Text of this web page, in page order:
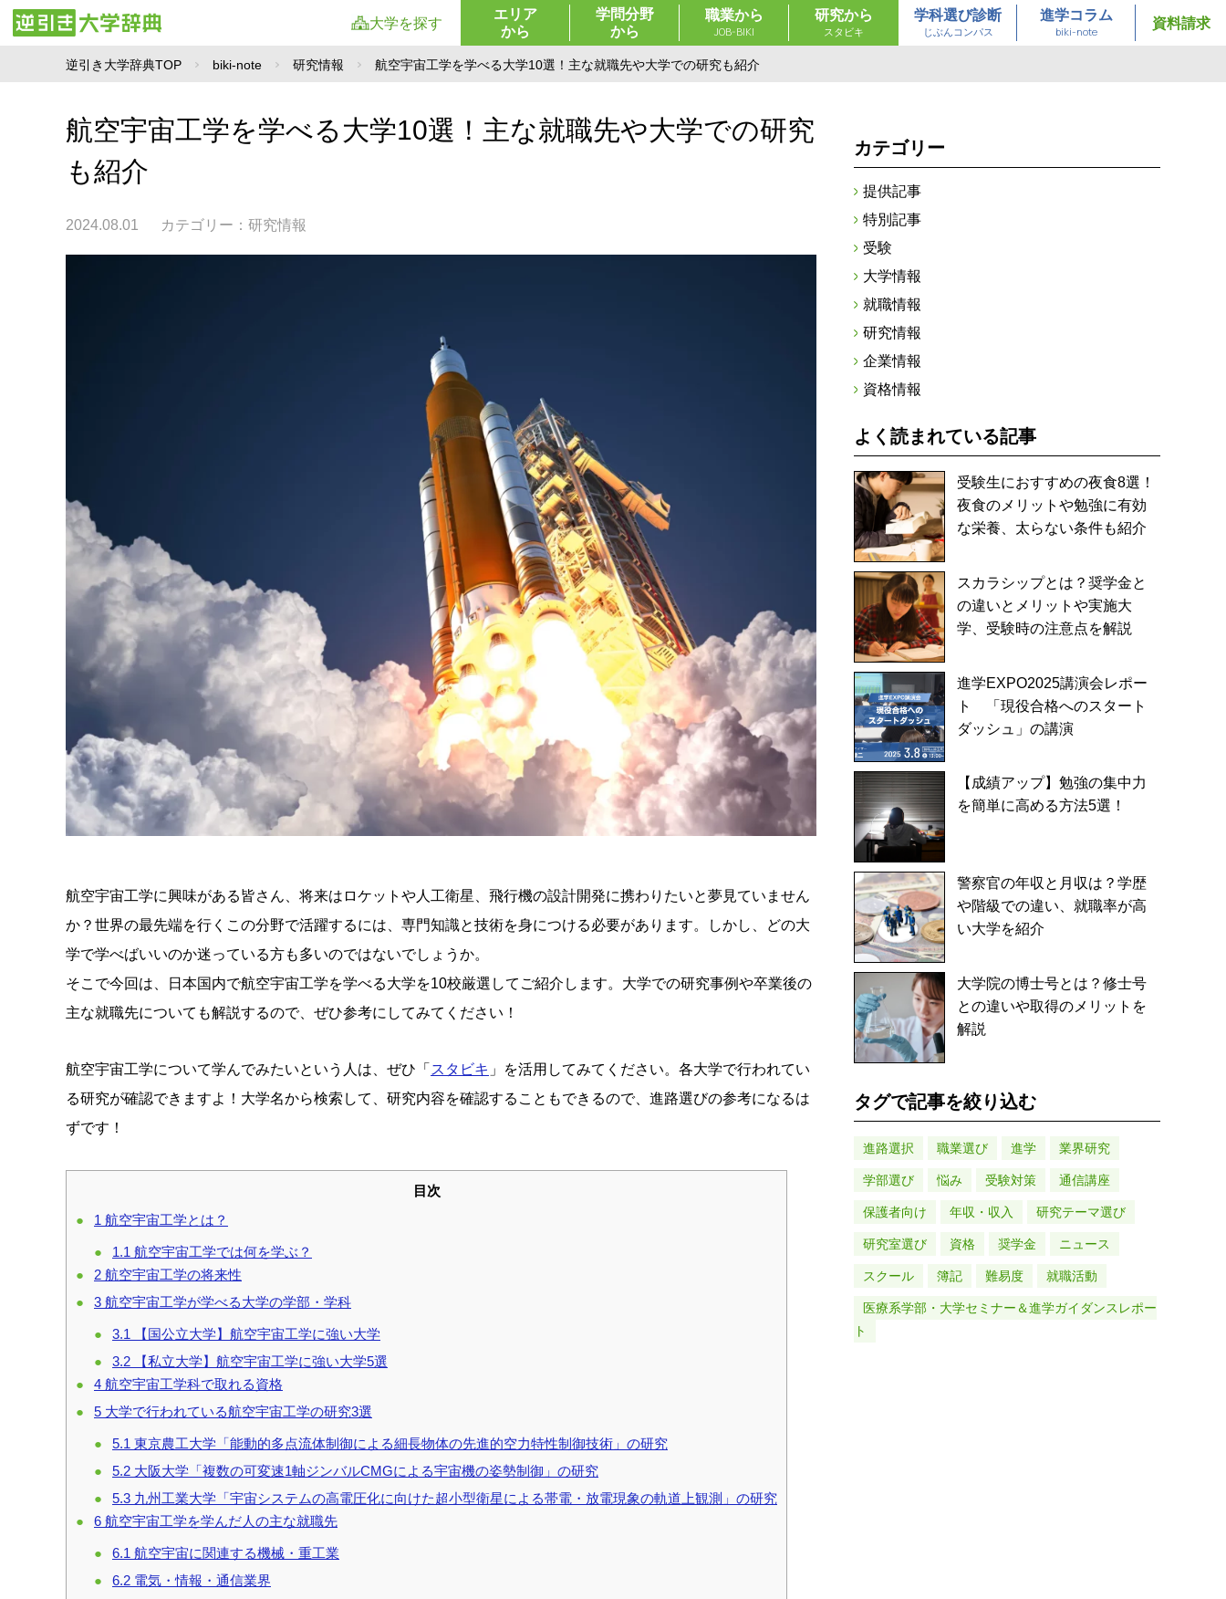
大学を探す
エリア
から
学問分野
から
職業から
JOB-BIKI
研究から
スタビキ
学科選び診断
じぶんコンパス
進学コラム
biki-note
資料請求
逆引き大学辞典TOP biki-note 研究情報 航空宇宙工学を学べる大学10選！主な就職先や大学での研究も紹介
航空宇宙工学を学べる大学10選！主な就職先や大学での研究
も紹介
2024.08.01 カテゴリー： 研究情報
航空宇宙工学に興味がある皆さん、将来はロケットや人工衛星、飛行機の設計開発に携わりたいと夢見ていません
か？世界の最先端を行くこの分野で活躍するには、専門知識と技術を身につける必要があります。しかし、どの大
学で学べばいいのか迷っている方も多いのではないでしょうか。
そこで今回は、日本国内で航空宇宙工学を学べる大学を10校厳選してご紹介します。大学での研究事例や卒業後の
主な就職先についても解説するので、ぜひ参考にしてみてください！
航空宇宙工学について学んでみたいという人は、ぜひ「 スタビキ 」を活用してみてください。各大学で行われてい
る研究が確認できますよ！大学名から検索して、研究内容を確認することもできるので、進路選びの参考になるは
ずです！
目次
1 航空宇宙工学とは？
1.1 航空宇宙工学では何を学ぶ？
2 航空宇宙工学の将来性
3 航空宇宙工学が学べる大学の学部・学科
3.1 【国公立大学】航空宇宙工学に強い大学
3.2 【私立大学】航空宇宙工学に強い大学5選
4 航空宇宙工学科で取れる資格
5 大学で行われている航空宇宙工学の研究3選
5.1 東京農工大学「能動的多点流体制御による細長物体の先進的空力特性制御技術」の研究
5.2 大阪大学「複数の可変速1軸ジンバルCMGによる宇宙機の姿勢制御」の研究
5.3 九州工業大学「宇宙システムの高電圧化に向けた超小型衛星による帯電・放電現象の軌道上観測」の研究
6 航空宇宙工学を学んだ人の主な就職先
6.1 航空宇宙に関連する機械・重工業
6.2 電気・情報・通信業界
カテゴリー
提供記事
特別記事
受験
大学情報
就職情報
研究情報
企業情報
資格情報
よく読まれている記事
受験生におすすめの夜食8選！
夜食のメリットや勉強に有効
な栄養、太らない条件も紹介
スカラシップとは？奨学金と
の違いとメリットや実施大
学、受験時の注意点を解説
進学EXPO2025講演会レポー
ト 「現役合格へのスタート
ダッシュ」の講演
【成績アップ】勉強の集中力
を簡単に高める方法5選！
警察官の年収と月収は？学歴
や階級での違い、就職率が高
い大学を紹介
大学院の博士号とは？修士号
との違いや取得のメリットを
解説
タグで記事を絞り込む
進路選択 職業選び 進学 業界研究
学部選び 悩み 受験対策 通信講座
保護者向け 年収・収入 研究テーマ選び
研究室選び 資格 奨学金 ニュース
スクール 簿記 難易度 就職活動
医療系学部・大学セミナー＆進学ガイダンスレポー
ト